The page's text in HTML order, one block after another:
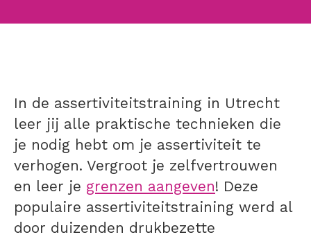
In de assertiviteitstraining in Utrecht
leer jij alle praktische technieken die
je nodig hebt om je assertiviteit te
verhogen. Vergroot je zelfvertrouwen
en leer je grenzen aangeven! Deze
populaire assertiviteitstraining werd al
door duizenden drukbezette